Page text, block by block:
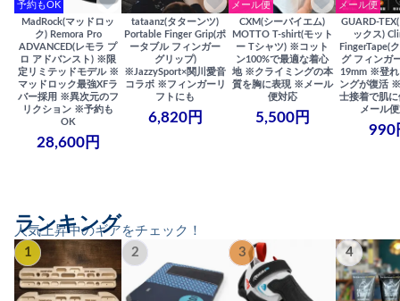
予約もOK
MadRock(マッドロッ
ク) Remora Pro
ADVANCED(レモラ プ
ロ アドバンスト) ※限
定リミテッドモデル ※
マッドロック最強XFラ
バー採用 ※異次元のフ
リクション ※予約も
OK
28,600円
tataanz(タターンツ)
Portable Finger Grip(ポ
ータブル フィンガー
グリップ)
※JazzySport×関川愛音
コラボ ※フィンガーリ
フトにも
6,820円
メール便
CXM(シーバイエム)
MOTTO T-shirt(モット
ー Tシャツ) ※コット
ン100%で最適な着心
地 ※クライミングの本
質を胸に表現 ※メール
便対応
5,500円
メール便
GUARD-
ックス)
FingerTape(
グ フィンガ
19mm ※登れ
ングが復活
士接着で肌
メール
990
人気上昇中のギアをチェック！
ランキング
1 2 3 4